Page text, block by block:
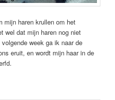
mijn haren krullen om het
wel dat mijn haren nog niet
week ga ik naar de
eruit, en wordt mijn haar in de